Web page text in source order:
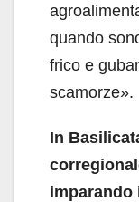
quando
frico e
scamorze».
In
imparando